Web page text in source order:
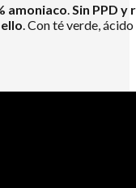
amoniaco.Sin PPD y
. Con té verde,